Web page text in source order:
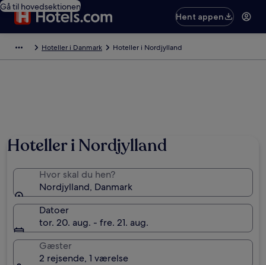
Gå til hovedsektionen
Hent appen
Hoteller i Danmark Hoteller i Nordjylland
Hoteller i Nordjylland
Hvor skal du hen?
Nordjylland, Danmark
Datoer
tor. 20. aug. - fre. 21. aug.
Gæster
2 rejsende, 1 værelse